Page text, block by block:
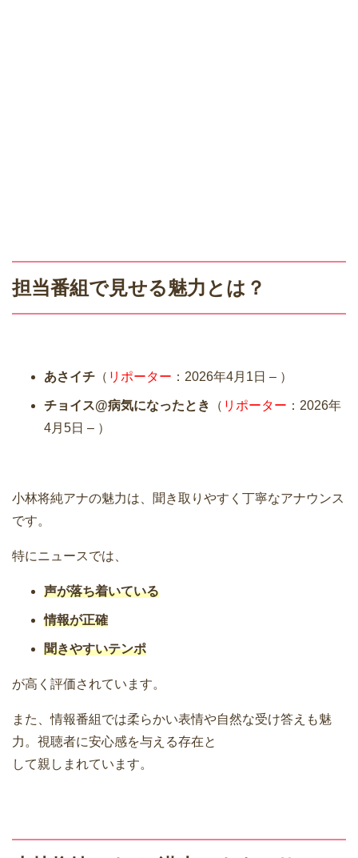
担当番組で見せる魅力とは？
あさイチ （ リポーター ：2026年4月1日 – ）
チョイス@病気になったとき （ リポーター ：2026年
4月5日 – ）
小林将純アナの魅力は、聞き取りやすく丁寧なアナウンス
です。
特にニュースでは、
声が落ち着いている
情報が正確
聞きやすいテンポ
が高く評価されています。
また、情報番組では柔らかい表情や自然な受け答えも魅
力。視聴者に安心感を与える存在と
して親しまれています。